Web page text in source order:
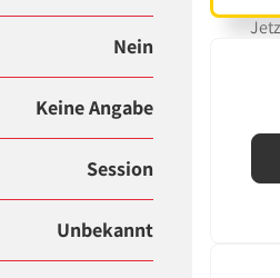
Nein
Keine Angabe
Session
Unbekannt